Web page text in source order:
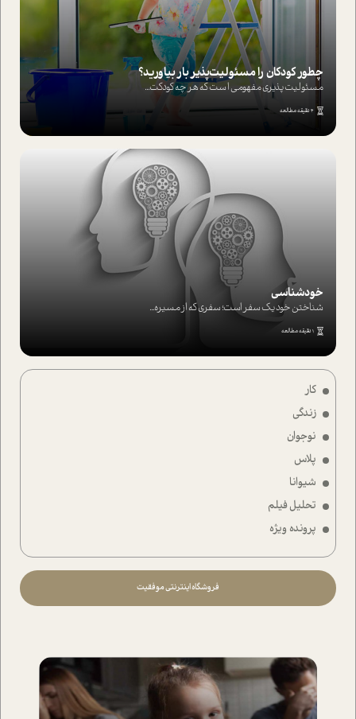
کار
زندگی
نوجوان
پلاس
شیوانا
تحلیل فیلم
پرونده ویژه
فروشگاه اینترنتی موفقیت
چطور کودکان را مسئولیت‌پذیر بار بیاورید؟
مسئولیت پذیری مفهومی ا ست که هر چه کودکت...
4 دقیقه مطالعه
خودشناسی
شناختن خود یک سفر است؛ سفری که از مسیره...
1 دقیقه مطالعه